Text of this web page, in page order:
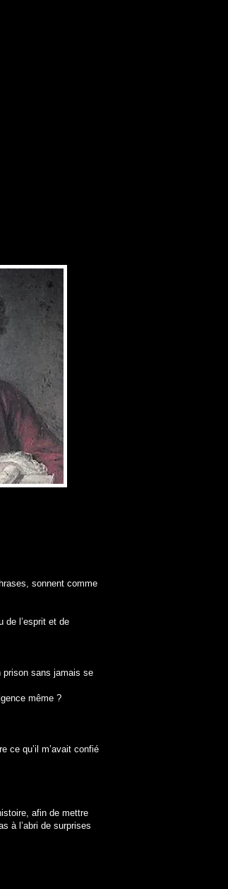
sonnent comme
de l’esprit et de
prison sans jamais se
même ?
ce qu’il m’avait confié
afin de mettre
à l’abri de surprises